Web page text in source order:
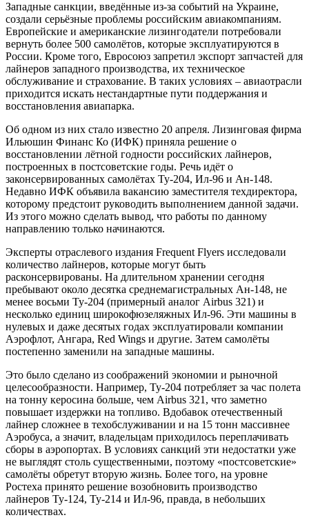
Западные санкции, введённые из-за событий на Украине,
создали серьёзные проблемы российским авиакомпаниям.
Европейские и американские лизингодатели потребовали
вернуть более 500 самолётов, которые эксплуатируются в
России. Кроме того, Евросоюз запретил экспорт запчастей для
лайнеров западного производства, их техническое
обслуживание и страхование. В таких условиях – авиаотрасли
приходится искать нестандартные пути поддержания и
восстановления авиапарка.
Об одном из них стало известно 20 апреля. Лизинговая фирма
Ильюшин Финанс Ко (ИФК) приняла решение о
восстановлении лётной годности российских лайнеров,
построенных в постсоветские годы. Речь идёт о
законсервированных самолётах Ту-204, Ил-96 и Ан-148.
Недавно ИФК объявила вакансию заместителя техдиректора,
которому предстоит руководить выполнением данной задачи.
Из этого можно сделать вывод, что работы по данному
направлению только начинаются.
Эксперты отраслевого издания Frequent Flyers исследовали
количество лайнеров, которые могут быть
расконсервированы. На длительном хранении сегодня
пребывают около десятка среднемагистральных Ан-148, не
менее восьми Ту-204 (примерный аналог Airbus 321) и
несколько единиц широкофюзеляжных Ил-96. Эти машины в
нулевых и даже десятых годах эксплуатировали компании
Аэрофлот, Ангара, Red Wings и другие. Затем самолёты
постепенно заменили на западные машины.
Это было сделано из соображений экономии и рыночной
целесообразности. Например, Ту-204 потребляет за час полета
на тонну керосина больше, чем Airbus 321, что заметно
повышает издержки на топливо. Вдобавок отечественный
лайнер сложнее в техобслуживании и на 15 тонн массивнее
Аэробуса, а значит, владельцам приходилось переплачивать
сборы в аэропортах. В условиях санкций эти недостатки уже
не выглядят столь существенными, поэтому «постсоветские»
самолёты обретут вторую жизнь. Более того, на уровне
Ростеха принято решение возобновить производство
лайнеров Ту-124, Ту-214 и Ил-96, правда, в небольших
количествах.